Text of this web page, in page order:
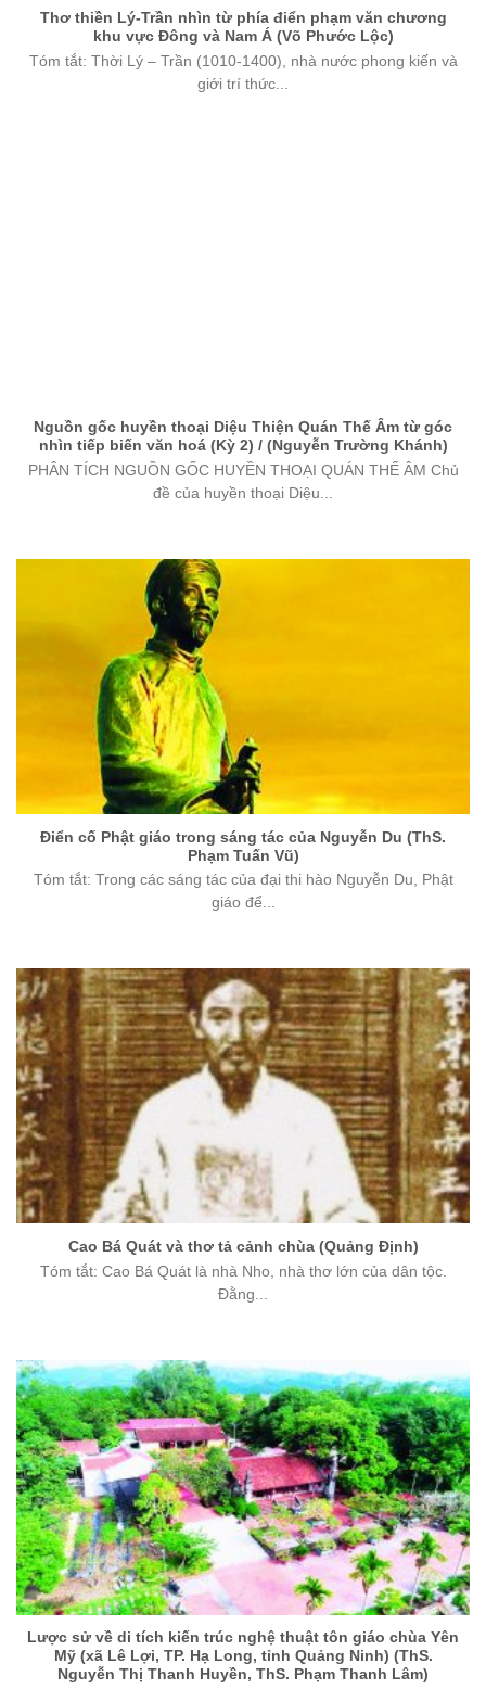
Thơ thiền Lý-Trần nhìn từ phía điển phạm văn chương
khu vực Đông và Nam Á (Võ Phước Lộc)
Tóm tắt: Thời Lý – Trần (1010-1400), nhà nước phong kiến và
giới trí thức...
Nguồn gốc huyền thoại Diệu Thiện Quán Thế Âm từ góc
nhìn tiếp biến văn hoá (Kỳ 2) / (Nguyễn Trường Khánh)
PHÂN TÍCH NGUỒN GỐC HUYỀN THOẠI QUÁN THẾ ÂM Chủ
đề của huyền thoại Diệu...
Điển cố Phật giáo trong sáng tác của Nguyễn Du (ThS.
Phạm Tuấn Vũ)
Tóm tắt: Trong các sáng tác của đại thi hào Nguyễn Du, Phật
giáo để...
Cao Bá Quát và thơ tả cảnh chùa (Quảng Định)
Tóm tắt: Cao Bá Quát là nhà Nho, nhà thơ lớn của dân tộc.
Đằng...
Lược sử về di tích kiến trúc nghệ thuật tôn giáo chùa Yên
Mỹ (xã Lê Lợi, TP. Hạ Long, tỉnh Quảng Ninh) (ThS.
Nguyễn Thị Thanh Huyền, ThS. Phạm Thanh Lâm)